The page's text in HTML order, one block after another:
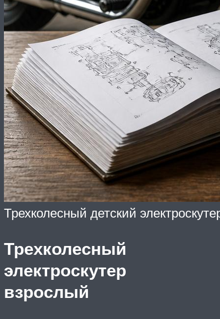
Трехколесный детский
Трехколесный
электроскутер
взрослый